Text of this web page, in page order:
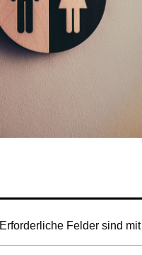
Erforderliche Felder sind mit